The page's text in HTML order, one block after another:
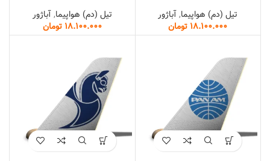
تیل (دم) هواپیما,آباژور
تومان
تیل (دم) هواپیما,آباژور
تومان